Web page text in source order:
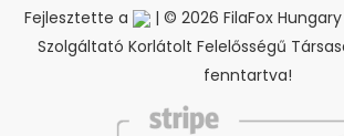
Fejlesztette a
| © 2026 FilaFox
Szolgáltató Korlátolt Felelősségű
fenntartva!